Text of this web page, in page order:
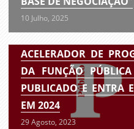
10 Julho, 2025
ACELERADOR DE
DA FUNÇÃO
PUBLICADO E ENTRA
EM 2024
29 Agosto, 2023